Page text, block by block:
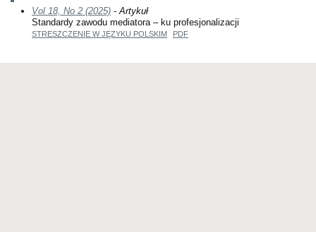
Vol 18, No 2 (2025) - Artykuł
Standardy zawodu mediatora – ku profesjonalizacji
STRESZCZENIE W JĘZYKU POLSKIM PDF